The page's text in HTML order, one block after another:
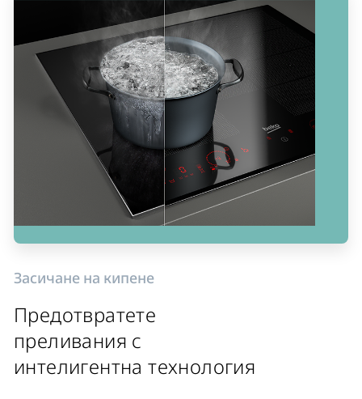
Засичане на кипене
Предотвратете
преливания с
интелигентна технология